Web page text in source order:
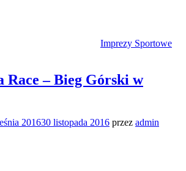
Imprezy Sportowe
– Bieg Górski w
201630 listopada 2016 przez admin